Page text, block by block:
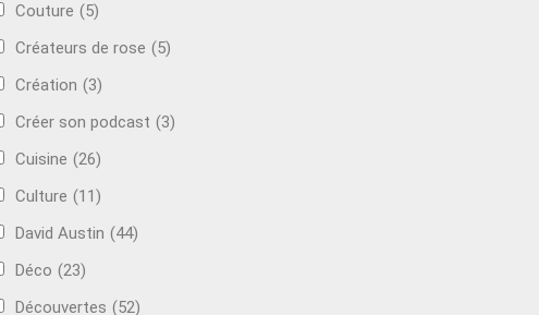
Couture (5)
Créateurs de rose (5)
Création (3)
Créer son podcast (3)
Cuisine (26)
Culture (11)
David Austin (44)
Déco (23)
Découvertes (52)